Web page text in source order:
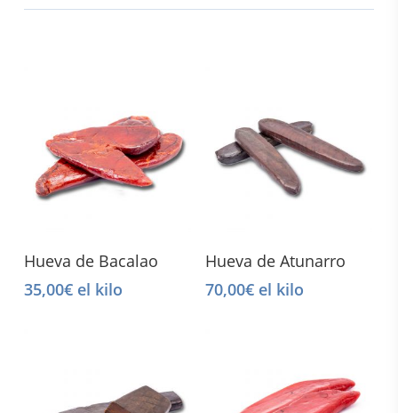
Read More
Hueva de Bacalao
35,00€el kilo
Select Options
Hueva de Atunarro
70,00€ el kilo